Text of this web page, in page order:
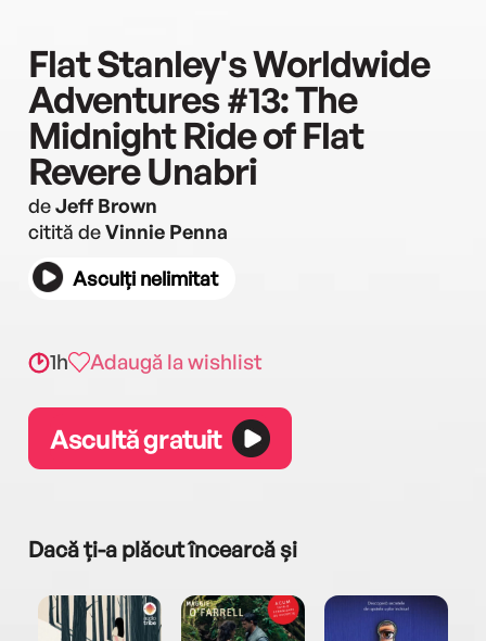
Flat Stanley's Worldwide
Adventures #13: The
Midnight Ride of Flat
Revere Unabri
deJeff Brown
citită deVinnie Penna
Asculți nelimitat
1h Adaugă la wishlist
Ascultă gratuit
Dacă ți-a plăcut încearcă și